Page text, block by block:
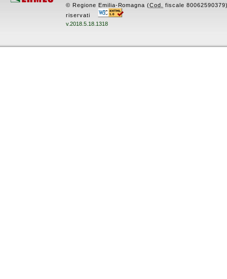
© Regione Emilia-Romagna (Cod.
fiscale
riservati
v.2018.5.18.1318